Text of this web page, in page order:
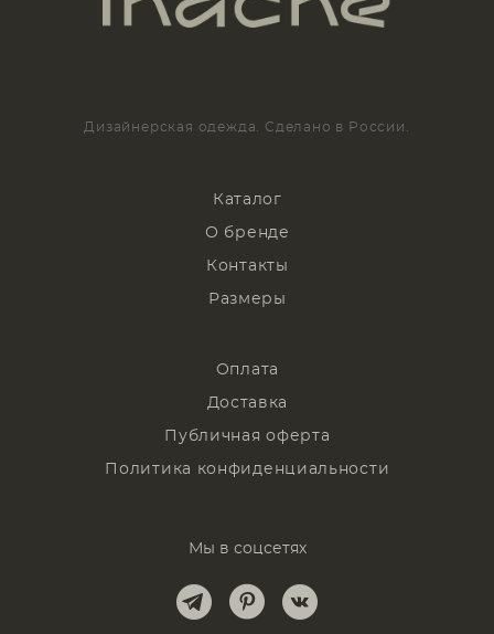
Дизайнерская одежда. Сделано в России.
Каталог
О бренде
Контакты
Размеры
Оплата
Доставка
Публичная оферта
Политика конфиденциальности
Мы в соцсетях